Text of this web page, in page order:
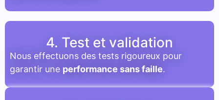
4. Test et validation
Nous effectuons des tests rigoureux pour
garantir une performance sans faille.